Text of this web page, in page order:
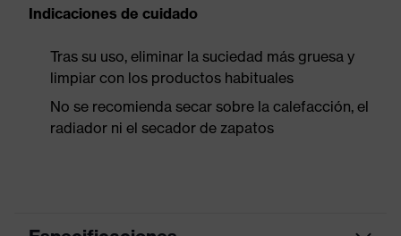
Indicaciones de cuidado
Tras su uso, eliminar la suciedad más gruesa y
limpiar con los productos habituales
No se recomienda secar sobre la calefacción, el
radiador ni el secador de zapatos